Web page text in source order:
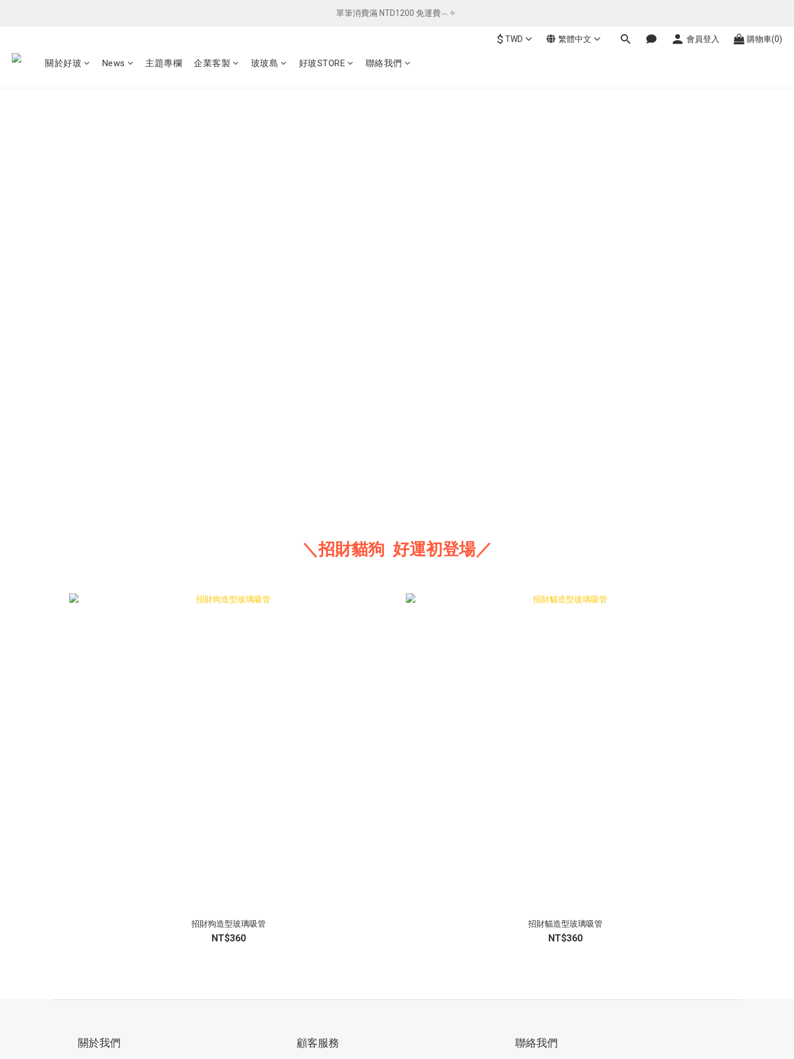
單筆消費滿 NTD1200 免運費︵✧
單筆消費滿 NTD1200 免運費︵✧
單筆消費滿 NTD1200 免運費︵✧
$ TWD 繁體中文 會員登入 購物車(0)
關於好玻 News 主題專欄 企業客製 玻玻島 好玻STORE 聯絡我們
＼招財貓狗 好運初登場／
招財狗造型玻璃吸管
NT$360
招財貓造型玻璃吸管
NT$360
關於我們 顧客服務 聯絡我們